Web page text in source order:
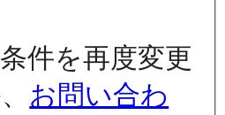
件を再度変更
お問い合わ